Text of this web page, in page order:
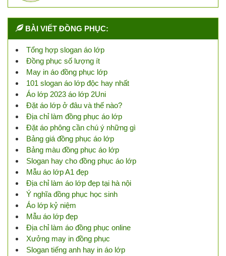
BÀI VIẾT ĐỒNG PHỤC:
Tổng hợp slogan áo lớp
Đồng phục số lượng ít
May in áo đồng phục lớp
101 slogan áo lớp độc hay nhất
Áo lớp 2023 áo lớp 2Uni
Đặt áo lớp ở đâu và thế nào?
Địa chỉ làm đồng phục áo lớp
Đặt áo phông cần chú ý những gì
Bảng giá đồng phục áo lớp
Bảng màu đồng phục áo lớp
Slogan hay cho đồng phục áo lớp
Mẫu áo lớp A1 đẹp
Địa chỉ làm áo lớp đẹp tại hà nội
Ý nghĩa đồng phục học sinh
Áo lớp kỷ niệm
Mẫu áo lớp đẹp
Địa chỉ làm áo đồng phục online
Xưởng may in đồng phục
Slogan tiếng anh hay in áo lớp